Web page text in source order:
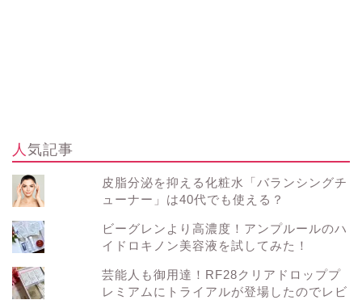
人気記事
皮脂分泌を抑える化粧水「バランシングチ
ューナー」は40代でも使える？
ビーグレンより高濃度！アンプルールのハ
イドロキノン美容液を試してみた！
芸能人も御用達！RF28クリアドロッププ
レミアムにトライアルが登場したのでレビ